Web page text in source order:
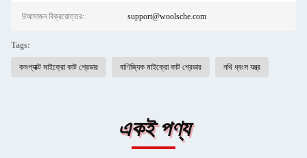
9আমাজন বিক্রয়োত্তর: support@woolsche.com
Tags:
কমপ্যাক্ট মাইক্রো কাট শ্রেডার বাণিজ্যিক মাইক্রো কাট শ্রেডার নথি ধ্বংস যন্ত্র
একই পণ্য